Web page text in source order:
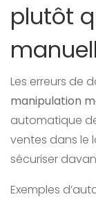
plutôt
Les erreurs de
manipulation
automatique
ventes dans le
sécuriser
Exemples